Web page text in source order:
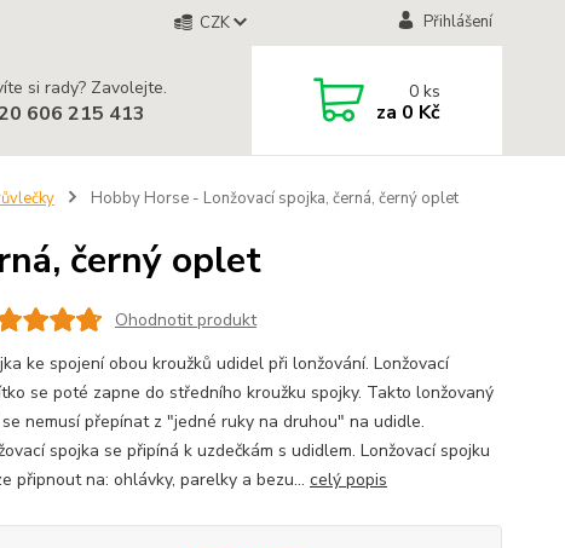
CZK Přihlášení
si rady? Zavolejte.
606 215 413
0ks
za 0 Kč
Hobby Horse - Lonžovací spojka, černá, černý oplet
černý oplet
Ohodnotit produkt
ke spojení obou kroužků udidel při lonžování. Lonžovací
se poté zapne do středního kroužku spojky. Takto lonžovaný
nemusí přepínat z "jedné ruky na druhou" na udidle.
spojka se připíná k uzdečkám s udidlem. Lonžovací spojku
připnout na: ohlávky, parelky a bezu... celý popis